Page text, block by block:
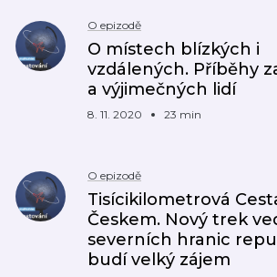
O epizodě
O místech blízkých i
vzdálených. Příběhy
a výjimečných lidí
8. 11. 2020 23 min
O epizodě
Tisícikilometrová
Českem. Nový trek
severních hranic
budí velký zájem